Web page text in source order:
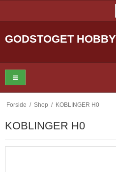
GODSTOGET HOBBY
Forside / Shop / KOBLINGER H0
KOBLINGER H0